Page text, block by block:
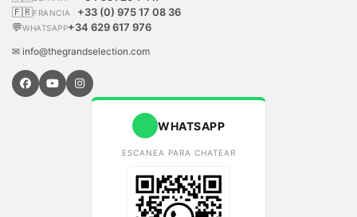
🇫🇷FRANCIA
+33 (0) 975 17 08 36
💬WHATSAPP+34 629 617 976
✉ info@thegrandselection.com
WHATSAPP
ESCANEA PARA CHATEAR